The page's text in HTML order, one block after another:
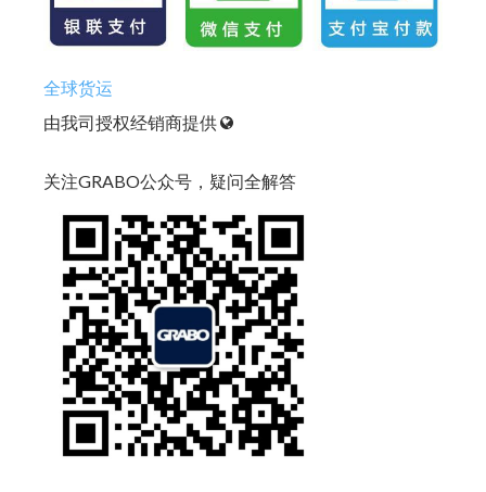
全球货运
由我司授权经销商提供
关注GRABO公众号，疑问全解答